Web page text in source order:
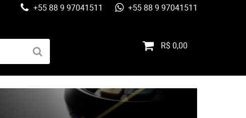
+55 88 9 97041511 +55 88 9 97041511
R$ 0,00